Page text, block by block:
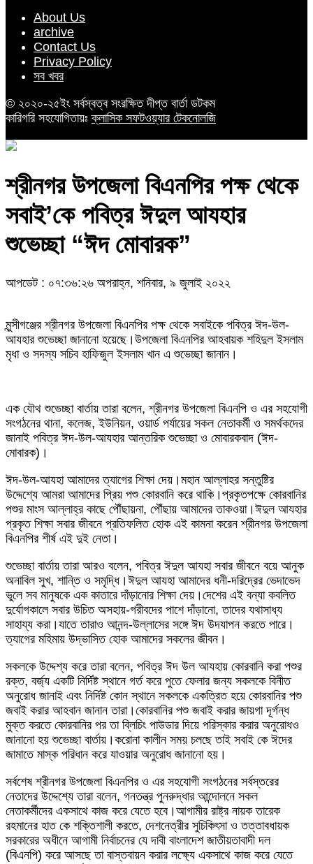
About Us
archive
Contact Us
Privacy Policy
সব খবর
© ২০২০-২৫ইং সর্বস্বত্ব সংরক্ষিত দীপ্ত বার্তা ডটকম
কারিগরি সহযোগিতায়ঃক্লাসিক সফটওয়্যার টেকনোলজি
শ্রীনগর উপজেলা বিএনপির পক্ষ থেকে
সবাই’কে পবিত্র ঈদুল আযহার
শুভেচ্ছা “ঈদ মোবারক”
আপডেট : ০৭:৩৬:২৬ অপরাহ্ন, শনিবার, ৯ জুলাই ২০২২
মুন্সীগঞ্জের শ্রীনগর উপজেলা বিএনপির পক্ষ থেকে সবাইকে পবিত্র ঈদ-উল-
আযহার শুভেচ্ছা জানানো হয়েছে।উপজেলা বিএনপির আহবায়ক শহিদুল ইসলাম
মৃধা ও সদস্য সচিব হাফিজুল ইসলাম খান এ শুভেচ্ছা জানান।
এক যৌথ শুভেচ্ছা বার্তায় তারা বলেন, শ্রীনগর উপজেলা বিএনপি ও এর সহযোগী
সংগঠনের থানা, কলেজ, ইউনিয়ন, ওয়ার্ড পর্যায়ের সকল নেতাকর্মী ও সমর্থকদের
জানাই পবিত্র ঈদ-উল-আযহার আন্তরিক শুভেচ্ছা ও মোবারকবাদ (ঈদ-
মোবারক)।
ঈদ-উল-আযহা আমাদের ত্যাগের শিক্ষা দেয়।মহান আল্লাহর সন্তুষ্টির
উদ্দেশ্যে আমরা আমাদের প্রিয় পশু কোরবানি করে থাকি।প্রকৃতপক্ষে কোরবানির
পশুর মাংস আল্লাহ্‌র কাছে পৌঁছায়না, পৌঁছায় আমাদের তাকওয়া।ঈদুল আযহার
প্রকৃত শিক্ষা সবার জীবনে প্রতিফলিত হোক এই কামনা করেন শ্রীনগর উপজেলা
বিএনপির শীর্ষ এই দুই নেতা।
শুভেচ্ছা বার্তায় তারা আরও বলেন, পবিত্র ঈদুল আযহা সবার জীবনে বয়ে আনুক
অনাবিল সুখ, শান্তি ও সমৃদ্ধি।ঈদুল আযহা আমাদের ধনী-দরিদ্রের ভেদাভেদ
ভুলে সব মানুষকে এক কাতারে দাঁড়ানোর শিক্ষা দেয়।দেশের এই বন্যা কবলিত
দুর্যোগকালে সবার উচিত অসহায়-গরীবদের পাশে দাঁড়ানো, তাদের যথাসাধ্য
সাহায্য করা।যাতে তারাও আনন্দ-উল্লাসের সঙ্গে ঈদ উদযাপন করতে পারে।
ত্যাগের মহিমায় উদ্ভাসিত হোক আমাদের সকলের জীবন।
সকলকে উদ্দেশ্য করে তারা বলেন, পবিত্র ঈদ উল আযহায় কোরবানি করা পশুর
রক্ত, বর্জ্য একটি নির্দিষ্ট স্থানে গর্ত করে পুতে ফেলার জন্য সকলকে বিনীত
অনুরোধ জানাই এবং নির্দিষ্ট কোন স্থানে সকলকে একত্রিত হয়ে কোরবানির পশু
জবাই করার আহবান জানান তারা।কোরবানির পশু জবাই করার জায়গা দূর্গন্ধ
মুক্ত করতে কোরবানির পর তা ব্লিচিং পাউডার দিয়ে পরিস্কার করার অনুরোধও
জানানো হয় শুভেচ্ছা বার্তায়।করোনা কালীন সময় চলছে তাই সবাই কে ঈদের
জামাতে মাস্ক পরিধান করে যাওয়ার অনুরোধ জানানো হয়।
সর্বশেষ শ্রীনগর উপজেলা বিএনপির ও এর সহযোগী সংগঠনের সর্বস্তরের
নেতাদের উদ্দেশ্যে তারা বলেন, গনতন্ত্র পুনরুদ্ধার আন্দোলনে সকল
নেতাকর্মীদের একসাথে কাজ করে যেতে হবে।আগামীর রাষ্ট্র নায়ক তারেক
রহমানের হাত কে শক্তিশালী করতে, দেশনেত্রীর সুচিকিৎসা ও তত্তাবধায়ক
সরকারের অধীনে আগামী নির্বাচনের যে দাবী বাংলাদেশ জাতীয়তাবাদী দল
(বিএনপি) করে আসছে তা বাস্তবায়ন করার লক্ষ্যে একসাথে কাজ করে যেতে